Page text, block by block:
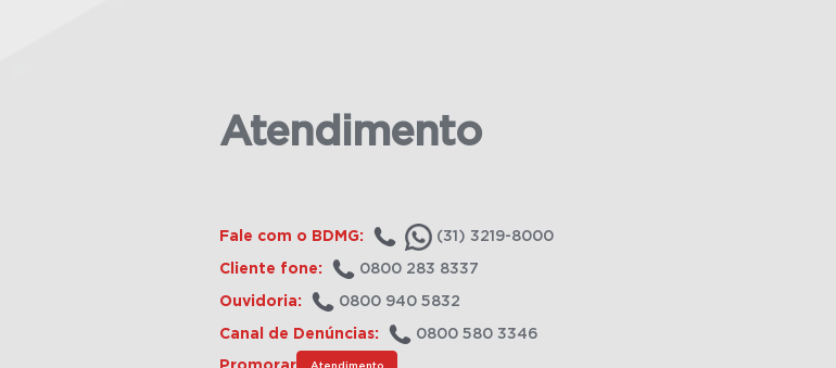
Atendimento
Fale com o BDMG: (31) 3219-8000
Cliente fone: 0800 283 8337
Ouvidoria: 0800 940 5832
Canal de Denúncias: 0800 580 3346
Atendimento